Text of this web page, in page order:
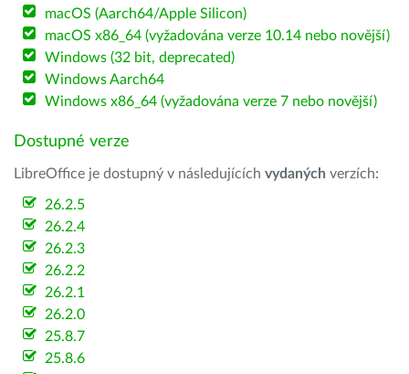
macOS (Aarch64/Apple Silicon)
macOS x86_64 (vyžadována verze 10.14 nebo novější)
Windows (32 bit, deprecated)
Windows Aarch64
Windows x86_64 (vyžadována verze 7 nebo novější)
Dostupné verze
LibreOffice je dostupný v následujících vydaných verzích:
26.2.5
26.2.4
26.2.3
26.2.2
26.2.1
26.2.0
25.8.7
25.8.6